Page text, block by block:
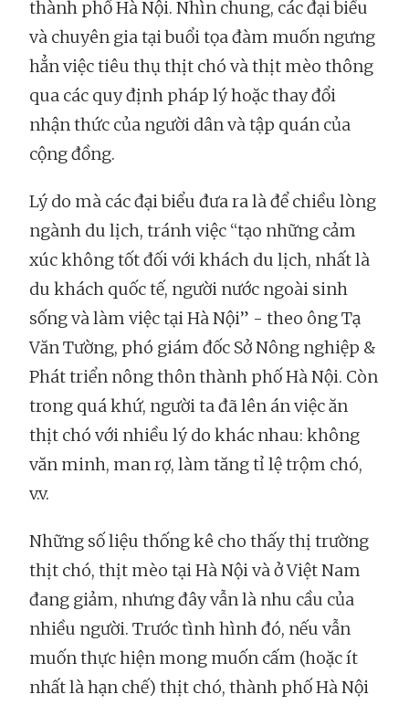
thành phố Hà Nội. Nhìn chung, các đại biểu
và chuyên gia tại buổi tọa đàm muốn ngưng
hẳn việc tiêu thụ thịt chó và thịt mèo thông
qua các quy định pháp lý hoặc thay đổi
nhận thức của người dân và tập quán của
cộng đồng.
Lý do mà các đại biểu đưa ra là để chiều lòng
ngành du lịch, tránh việc “tạo những cảm
xúc không tốt đối với khách du lịch, nhất là
du khách quốc tế, người nước ngoài sinh
sống và làm việc tại Hà Nội” - theo ông Tạ
Văn Tường, phó giám đốc Sở Nông nghiệp &
Phát triển nông thôn thành phố Hà Nội. Còn
trong quá khứ, người ta đã lên án việc ăn
thịt chó với nhiều lý do khác nhau: không
văn minh, man rợ, làm tăng tỉ lệ trộm chó,
v.v.
Những số liệu thống kê cho thấy thị trường
thịt chó, thịt mèo tại Hà Nội và ở Việt Nam
đang giảm, nhưng đây vẫn là nhu cầu của
nhiều người. Trước tình hình đó, nếu vẫn
muốn thực hiện mong muốn cấm (hoặc ít
nhất là hạn chế) thịt chó, thành phố Hà Nội